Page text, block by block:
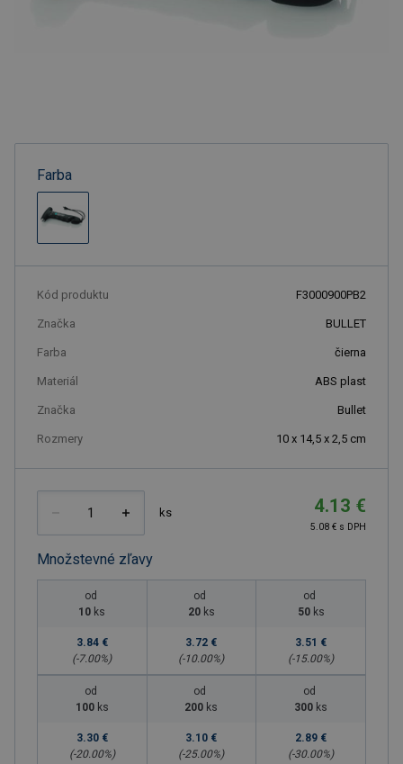
Farba
Kód produktu F3000900PB2
Značka BULLET
Farba čierna
Materiál ABS plast
Značka Bullet
Rozmery 10 x 14,5 x 2,5 cm
ks 4.13 €
5.08 € s DPH
Množstevné zľavy
od
10 ks
3.84 €
(-7.00%)
od
20 ks
3.72 €
(-10.00%)
od
50 ks
3.51 €
(-15.00%)
od
100 ks
3.30 €
(-20.00%)
od
200 ks
3.10 €
(-25.00%)
od
300 ks
2.89 €
(-30.00%)